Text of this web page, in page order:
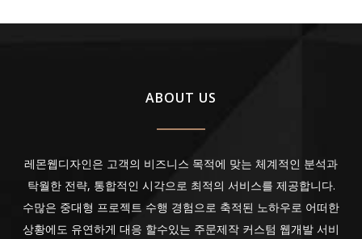
ABOUT US
레몬웹디자인은 고객의 비즈니스 목적에 맞는 체계적인 분석과
탁월한 전략, 통합적인 시각으로 최적의 서비스를 제공합니다.
수많은 중대형 프로젝트 수행 경험으로 축적된 노하우로 어떠한
상황에도 유연하게 대응 할수있는 주문제작 커스텀 웹개발 서비